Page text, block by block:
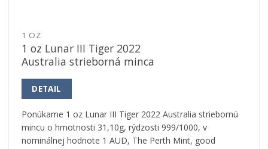
1 OZ
1 oz Lunar III Tiger 2022
Australia strieborná minca
DETAIL
Ponúkame 1 oz Lunar III Tiger 2022 Australia striebornú
mincu o hmotnosti 31,10g, rýdzosti 999/1000, v
nominálnej hodnote 1 AUD, The Perth Mint, good